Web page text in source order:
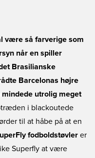
være så farverige som
når en spiller
Brasilianske
Barcelonas højre
mindede utrolig meget
i blackoutede
til at håbe på at en
fodboldstøvler er
Superfly at være